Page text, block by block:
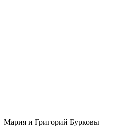
Мария и Григорий Бурковы